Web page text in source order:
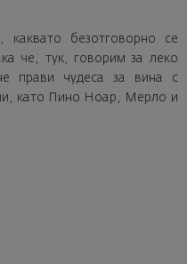
каквато безотговорно се
че, тук, говорим за леко
прави чудеса за вина с
като Пино Ноар, Мерло и